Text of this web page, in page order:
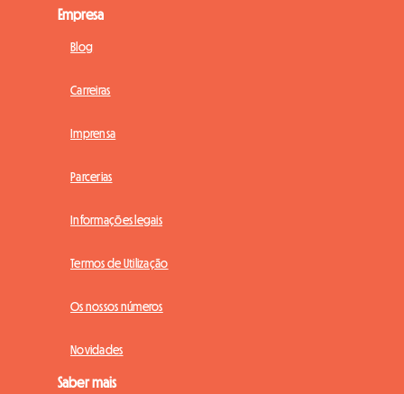
Empresa
Blog
Carreiras
Imprensa
Parcerias
Informações legais
Termos de Utilização
Os nossos números
Novidades
Saber mais